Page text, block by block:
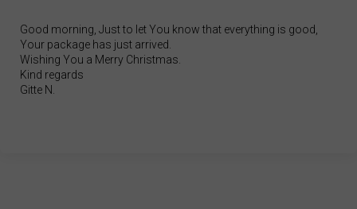
Good morning, Just to let You know that everything is good,
Your package has just arrived.
Wishing You a Merry Christmas.
Kind regards
Gitte N.